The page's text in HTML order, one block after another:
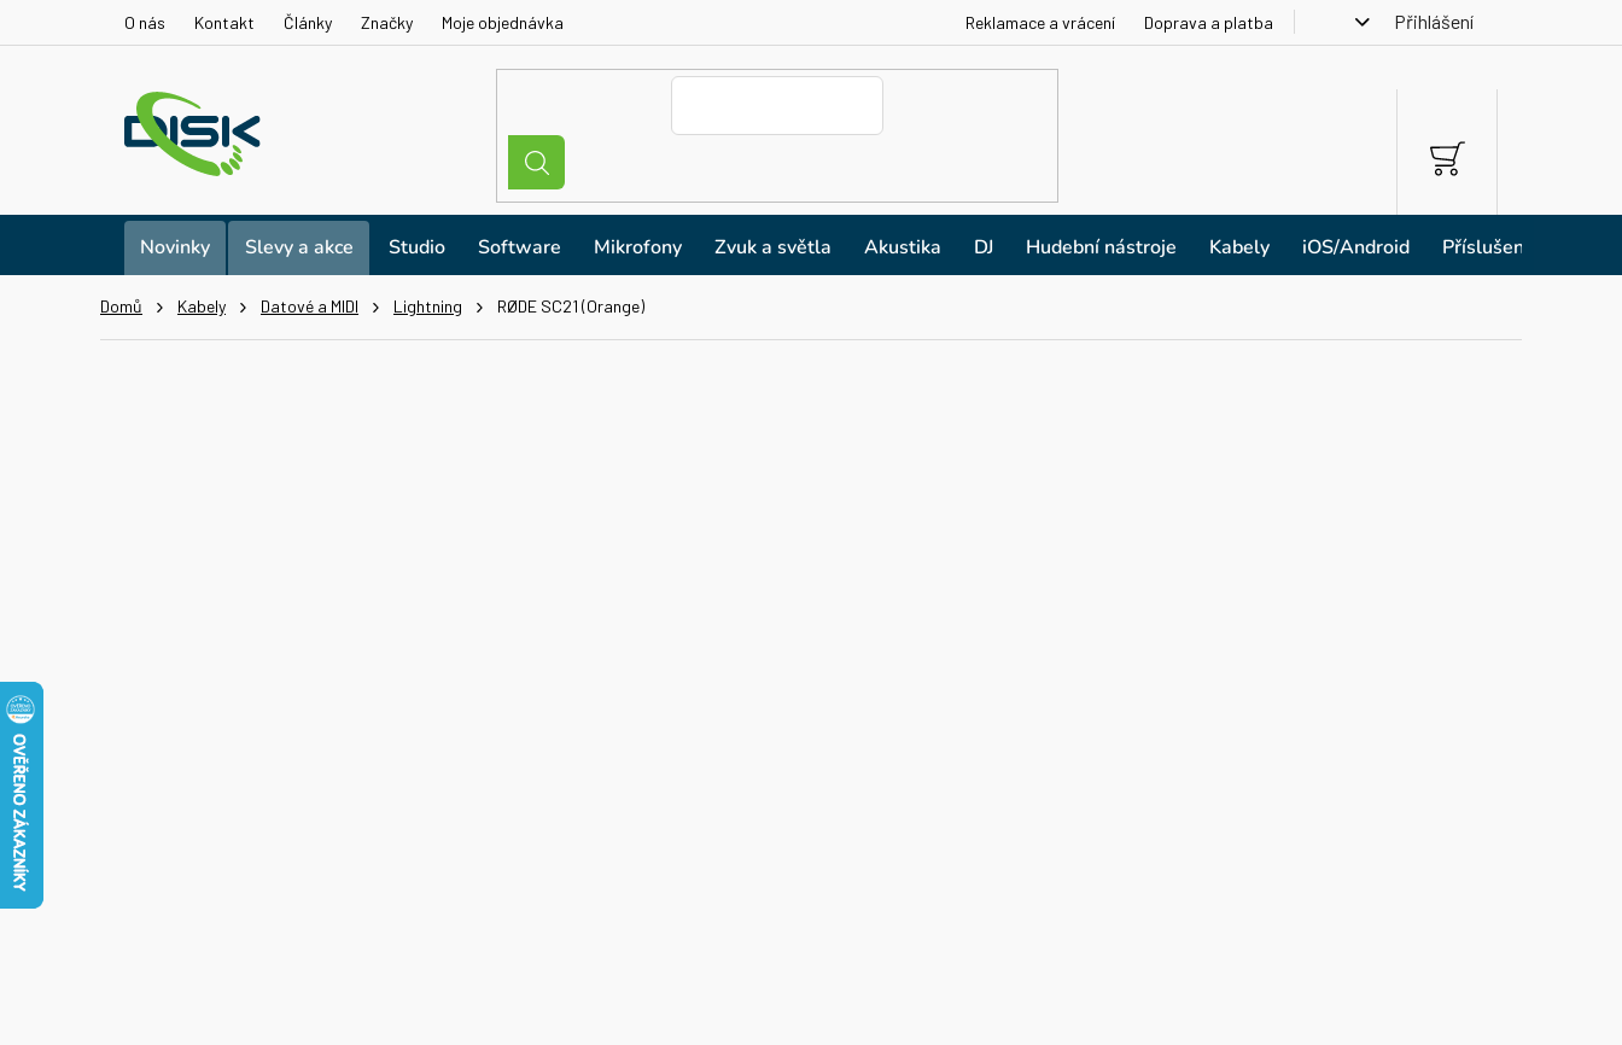
O nás Kontakt Články Značky Moje objednávka Reklamace a vrácení Doprava a platba Přihlášení
NÁKUPNÍ
KOŠÍK
Novinky Slevy a akce Studio Software Mikrofony Zvuk a světla Akustika DJ Hudební nástroje Kabely iOS/Android Příslušenství
Domů Kabely Datové a MIDI Lightning RØDE SC21 (Orange)